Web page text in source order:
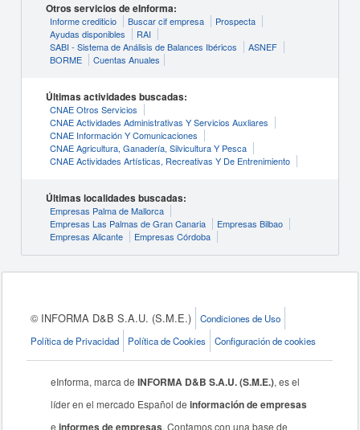
Otros servicios de eInforma:
Informe crediticio Buscar cif empresa
Prospecta
Ayudas disponibles
RAI
SABI - Sistema de Análisis de Balances Ibéricos
ASNEF
BORME
Cuentas Anuales
Últimas actividades buscadas:
CNAE Otros Servicios
CNAE Actividades Administrativas Y Servicios Auxliares
CNAE Información Y Comunicaciones
CNAE Agricultura, Ganadería, Silvicultura Y Pesca
CNAE Actividades Artísticas, Recreativas Y De Entrenimiento
Últimas localidades buscadas:
Empresas Palma de Mallorca
Empresas Las Palmas de Gran Canaria
Empresas Bilbao
Empresas Alicante
Empresas Córdoba
© INFORMA D&B S.A.U. (S.M.E.)
Condiciones de Uso
Política de Privacidad
Política de Cookies Configuración de cookies
eInforma, marca deINFORMA D&B S.A.U. (S.M.E.), es el
líder en el mercado Español deinformación de empresas
einformes de empresas. Contamos con una base de